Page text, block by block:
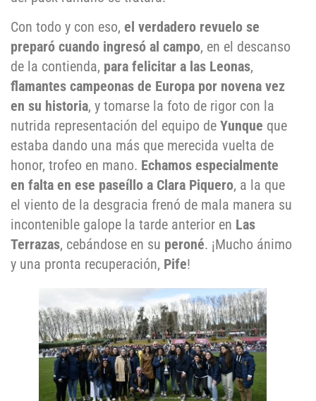
Con todo y con eso, el verdadero revuelo se
preparó cuando ingresó al campo, en el descanso
de la contienda, para felicitar a las Leonas,
flamantes campeonas de Europa por novena vez
en su historia, y tomarse la foto de rigor con la
nutrida representación del equipo de Yunque que
estaba dando una más que merecida vuelta de
honor, trofeo en mano. Echamos especialmente
en falta en ese paseíllo a Clara Piquero, a la que
el viento de la desgracia frenó de mala manera su
incontenible galope la tarde anterior en Las
Terrazas, cebándose en su peroné. ¡Mucho ánimo
y una pronta recuperación, Pife!